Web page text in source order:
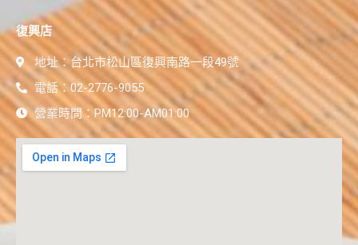
復興店
地址：台北市松山區復興南路一段49號
電話：02-2776-9055
營業時間：PM12:00-AM01:00